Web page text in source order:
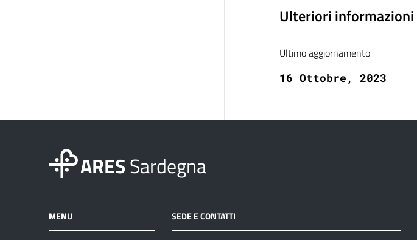
Ulteriori informazioni
Ultimo aggiornamento
16 Ottobre, 2023
ARESSardegna
MENU SEDE E CONTATTI